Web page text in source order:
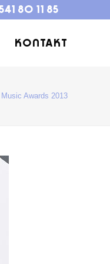
80 11 85
KONTAKT
Awards 2013